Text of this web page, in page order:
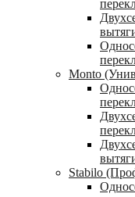
Monto
Stabilo